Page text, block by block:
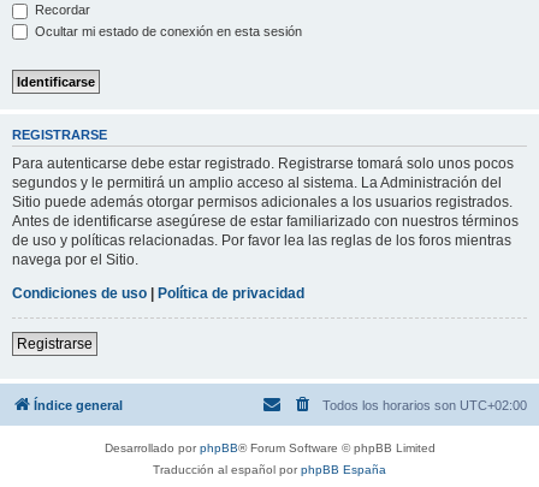
Recordar
Ocultar mi estado de conexión en esta sesión
REGISTRARSE
Para autenticarse debe estar registrado. Registrarse tomará solo unos pocos
segundos y le permitirá un amplio acceso al sistema. La Administración del
Sitio puede además otorgar permisos adicionales a los usuarios registrados.
Antes de identificarse asegúrese de estar familiarizado con nuestros términos
de uso y políticas relacionadas. Por favor lea las reglas de los foros mientras
navega por el Sitio.
Condiciones de uso | Política de privacidad
Registrarse
Índice general Todos los horarios son UTC+02:00
Desarrollado porphpBB® Forum Software © phpBB Limited
Traducción al español porphpBB España